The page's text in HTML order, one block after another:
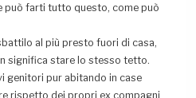
può farti tutto questo, come può
al più presto fuori di casa,
significa stare lo stesso tetto.
genitori pur abitando in case
rispetto dei propri ex compagni